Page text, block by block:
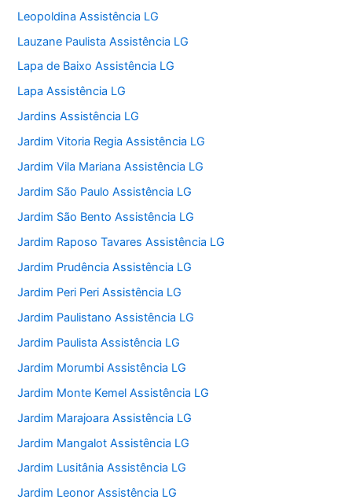
Leopoldina Assistência LG
Lauzane Paulista Assistência LG
Lapa de Baixo Assistência LG
Lapa Assistência LG
Jardins Assistência LG
Jardim Vitoria Regia Assistência LG
Jardim Vila Mariana Assistência LG
Jardim São Paulo Assistência LG
Jardim São Bento Assistência LG
Jardim Raposo Tavares Assistência LG
Jardim Prudência Assistência LG
Jardim Peri Peri Assistência LG
Jardim Paulistano Assistência LG
Jardim Paulista Assistência LG
Jardim Morumbi Assistência LG
Jardim Monte Kemel Assistência LG
Jardim Marajoara Assistência LG
Jardim Mangalot Assistência LG
Jardim Lusitânia Assistência LG
Jardim Leonor Assistência LG